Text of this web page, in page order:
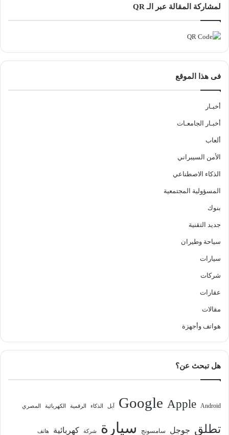
لمشاركة المقالة عبر الـ QR
فى هذا الموقع
أخبـار
أخبـار الجامعـات
ألعاب
الأمن السيبراني
الذكاء الاصطناعي
المسؤولية المجتمعية
بنوك
جديد التقنية
سياحة وطيران
سيارات
شركات
عقارات
مقالات
هواتف وأجهزة
هل تبحث عن؟
Android
Apple
Google آبل الذكاء الرقمية الكهربائية المصري
تطلق جوجل سامسونج سيارة شركة كهربائية هاتف